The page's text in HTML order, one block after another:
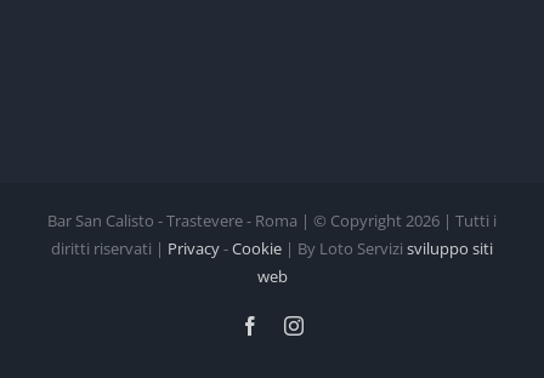
Bar San Calisto - Trastevere - Roma | © Copyright 2026 | Tutti i
diritti riservati | Privacy-Cookie | By Loto Servizi sviluppo siti
web
FacebookInstagram